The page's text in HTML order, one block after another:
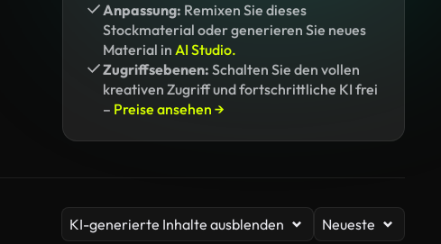
Anpassung: Remixen Sie dieses
Stockmaterial oder generieren Sie neues
Material in AI Studio.
Zugriffsebenen: Schalten Sie den vollen
kreativen Zugriff und fortschrittliche KI frei
– Preise ansehen →
KI-generierte Inhalte ausblenden Neueste